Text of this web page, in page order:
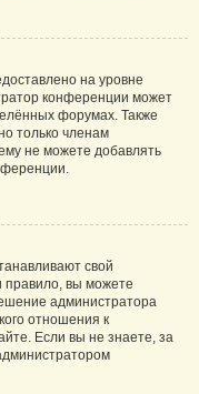
на уровне
конференции может
форумах. Также
только членам
не можете добавлять
свой
правило, вы можете
администратора
отношения к
Если вы не знаете, за